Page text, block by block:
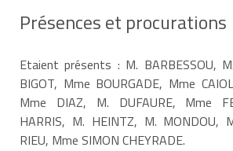
Présences et procurations
Etaient présents : M. BARBESSOU,
BIGOT, Mme BOURGADE, Mme
Mme DIAZ, M. DUFAURE, Mme
HARRIS, M. HEINTZ, M. MONDOU,
RIEU, Mme SIMON CHEYRADE.